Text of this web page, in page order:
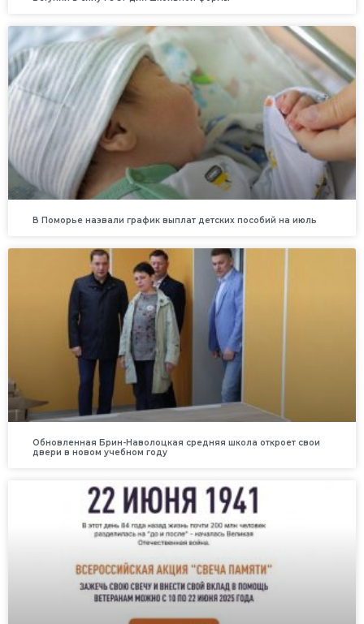
В Поморье назвали график выплат детских пособий на июль
Обновленная Брин-Наволоцкая средняя школа откроет свои
двери в новом учебном году